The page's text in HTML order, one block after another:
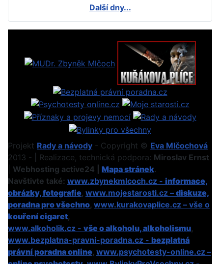
Další dny...
Projekt Rady a návody - Copyright © Eva Mlčochová
2013 - | Realizace, technická podpora: Miroslav Ernst
Webhosting active24 | Mapa stránek.
Navštivte také: www.zbynekmlcoch.cz - informace,
obrázky, fotografie, www.mojestarosti.cz – diskuze,
poradna pro všechno, www.kurakovaplice.cz – vše o
kouření cigaret,
www.alkoholik.cz - vše o alkoholu, alkoholismu,
www.bezplatna-pravni-poradna.cz - bezplatná
právní poradna online, www.psychotesty-online.cz –